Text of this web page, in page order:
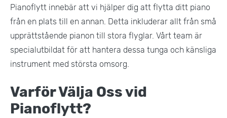
Pianoflytt innebär att vi hjälper dig att flytta ditt piano
från en plats till en annan. Detta inkluderar allt från små
upprättstående pianon till stora flyglar. Vårt team är
specialutbildat för att hantera dessa tunga och känsliga
instrument med största omsorg​.
Varför Välja Oss vid
Pianoflytt?